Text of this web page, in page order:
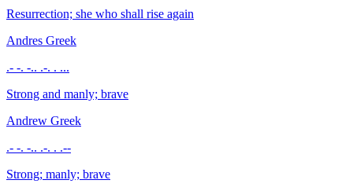
Resurrection; she who shall rise again
Andres Greek
.- -. -.. .-. . ...
Strong and manly; brave
Andrew Greek
.- -. -.. .-. . .--
Strong; manly; brave